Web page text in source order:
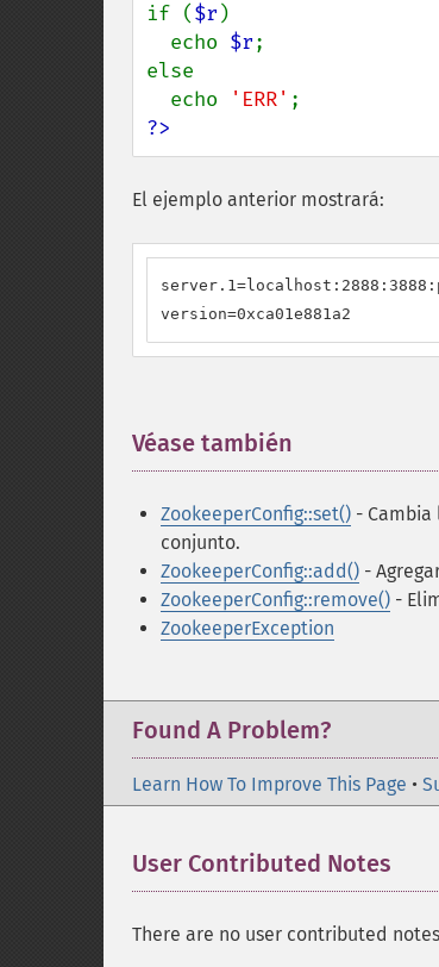
if ($r )
  echo
$r;
else
  echo
'ERR'
?>
El ejemplo anterior mostrará:
version=0xca01e881a2
Véase también
ZookeeperConfig::set() -
conjunto.
ZookeeperConfig::add() -
ZookeeperConfig::remove() -
ZookeeperException
Found A Problem?
Learn How To Improve This Page •
User Contributed Notes
There are no user contributed